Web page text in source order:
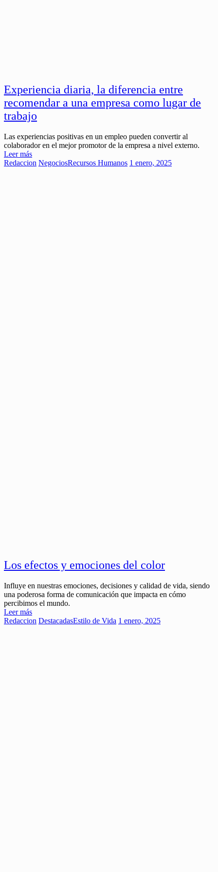
Experiencia diaria, la diferencia entre
recomendar a una empresa como lugar de
trabajo
Las experiencias positivas en un empleo pueden convertir al
colaborador en el mejor promotor de la empresa a nivel externo.
Leer más
Redaccion NegociosRecursos Humanos 1 enero, 2025
Los efectos y emociones del color
Influye en nuestras emociones, decisiones y calidad de vida, siendo
una poderosa forma de comunicación que impacta en cómo
percibimos el mundo.
Leer más
Redaccion DestacadasEstilo de Vida 1 enero, 2025